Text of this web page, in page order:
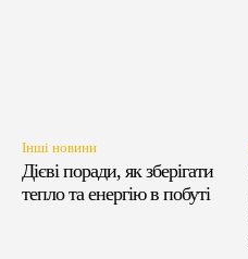
Інші новини
Дієві поради, як зберігати
тепло та енергію в побуті